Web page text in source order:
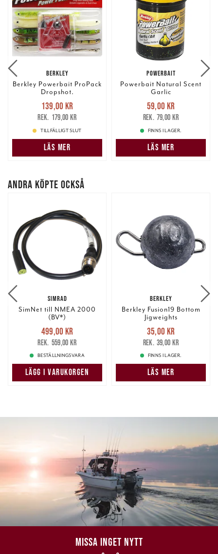
BERKLEY
Berkley Powerbait ProPack
Dropshot.
Nuvarande pris
139,00 krTidigare pris
179,00 kr
139,00 kr
179,00 kr
TILLFÄLLIGT SLUT
LÄS MER
POWERBAIT
Powerbait Natural Scent
Garlic
Nuvarande pris
59,00 krTidigare pris
79,00 kr
59,00 kr
79,00 kr
FINNS I LAGER.
LÄS MER
ANDRA KÖPTE OCKSÅ
SIMRAD
SimNet till NMEA 2000
(BV*)
Nuvarande pris
499,00 krTidigare pris
559,00 kr
499,00 kr
559,00 kr
BESTÄLLNINGSVARA
LÄGG I VARUKORGEN
BERKLEY
Berkley Fusion19 Bottom
Jigweights
Nuvarande pris
35,00 krTidigare pris
39,00 kr
35,00 kr
39,00 kr
FINNS I LAGER.
LÄS MER
MISSA INGET NYTT